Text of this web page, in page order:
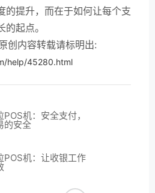
的提升，而在于如何让每个支
起点。
创内容转载请标明出:
help/45280.html
机：安全支付，
的安全
POS机：让收银工作